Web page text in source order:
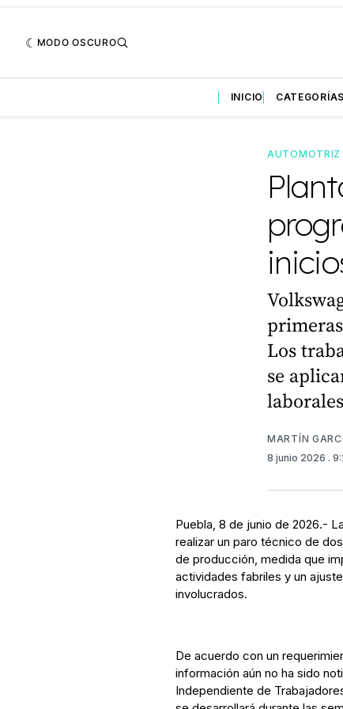
MODO OSCURO
INICIO CATEGORÍAS
AUTOMOTRIZ
Los
se
MARTÍN
8 junio 2026 .
Puebla, 8 de junio de 2026.-
realizar un paro técnico de
de producción, medida que
actividades fabriles y un
involucrados.
De acuerdo con un
información aún no ha sido
Independiente de